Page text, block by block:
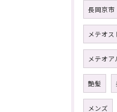
長岡京市
メテオス
メテオア
艶髪
メンズ